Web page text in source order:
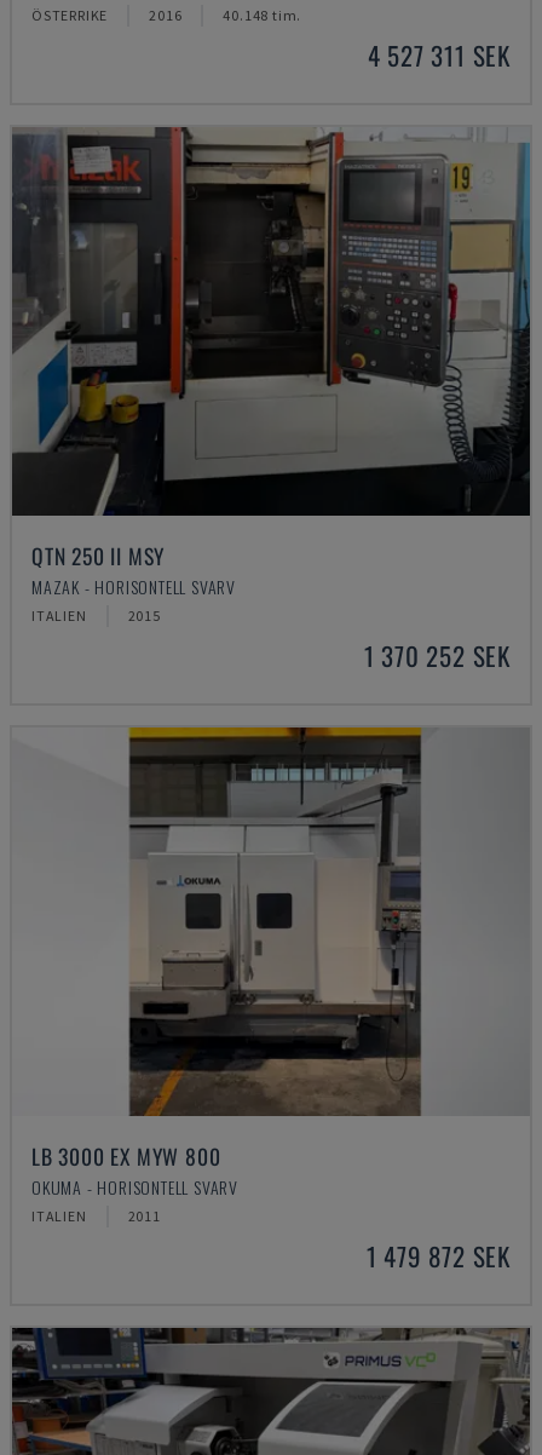
ÖSTERRIKE 2016 40.148 tim.
4 527 311 SEK
QTN 250 II MSY
MAZAK - HORISONTELL SVARV
ITALIEN 2015
1 370 252 SEK
LB 3000 EX MYW 800
OKUMA - HORISONTELL SVARV
ITALIEN 2011
1 479 872 SEK